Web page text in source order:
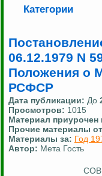
Категории
06.12.1979 N
Положения о
РСФСР
Дата публикации: До
Просмотров: 1015
Материал приурочен
Прочие материалы
Материалы за: Год
Автор: Мета Гость